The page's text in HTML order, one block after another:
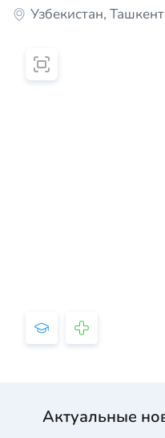
Узбекистан, Ташкент
Актуальные